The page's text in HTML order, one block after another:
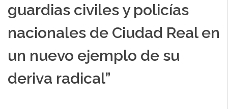
guardias civiles y policías
nacionales de Ciudad Real en
un nuevo ejemplo de su
deriva radical”